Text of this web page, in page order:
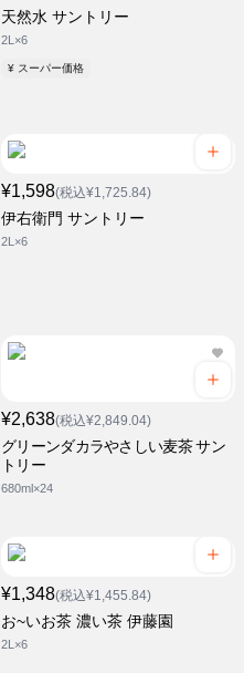
天然水 サントリー
2L×6
¥ スーパー価格
¥1,598(税込¥1,725.84)
伊右衛門 サントリー
2L×6
¥2,638(税込¥2,849.04)
グリーンダカラやさしい麦茶 サン
トリー
680ml×24
¥1,348(税込¥1,455.84)
お~いお茶 濃い茶 伊藤園
2L×6